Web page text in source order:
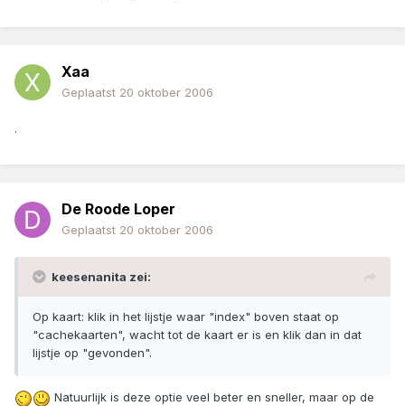
Xaa
Geplaatst 20 oktober 2006
.
De Roode Loper
Geplaatst 20 oktober 2006
keesenanita zei:
Op kaart: klik in het lijstje waar "index" boven staat op
"cachekaarten", wacht tot de kaart er is en klik dan in dat
lijstje op "gevonden".
Natuurlijk is deze optie veel beter en sneller, maar op de